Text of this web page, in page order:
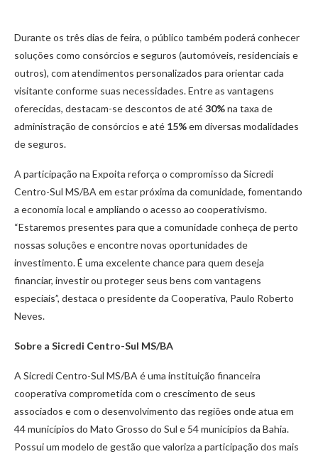
Durante os três dias de feira, o público também poderá conhecer
soluções como consórcios e seguros (automóveis, residenciais e
outros), com atendimentos personalizados para orientar cada
visitante conforme suas necessidades. Entre as vantagens
oferecidas, destacam-se descontos de até30%na taxa de
administração de consórcios e até 15%em diversas modalidades
de seguros.
A participação na Expoita reforça o compromisso da Sicredi
Centro-Sul MS/BA em estar próxima da comunidade, fomentando
a economia local e ampliando o acesso ao cooperativismo.
“Estaremos presentes para que a comunidade conheça de perto
nossas soluções e encontre novas oportunidades de
investimento. É uma excelente chance para quem deseja
financiar, investir ou proteger seus bens com vantagens
especiais”, destaca o presidente da Cooperativa, Paulo Roberto
Neves.
Sobre a Sicredi Centro-Sul MS/BA
A Sicredi Centro-Sul MS/BA é uma instituição financeira
cooperativa comprometida com o crescimento de seus
associados e com o desenvolvimento das regiões onde atua em
44 municípios do Mato Grosso do Sul e 54 municípios da Bahia.
Possui um modelo de gestão que valoriza a participação dos mais